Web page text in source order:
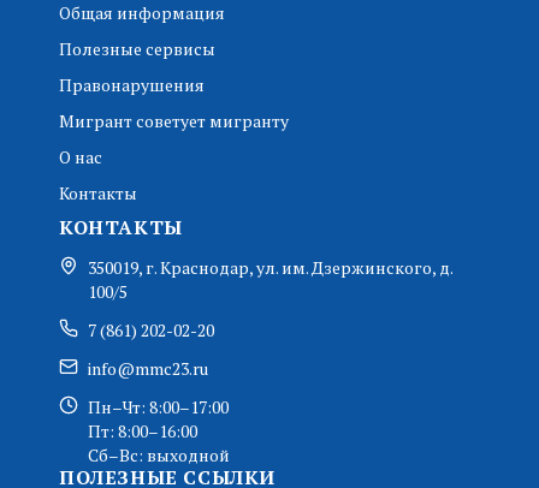
Общая информация
Полезные сервисы
Правонарушения
Мигрант советует мигранту
О нас
Контакты
КОНТАКТЫ
350019, г. Краснодар, ул. им. Дзержинского, д.
100/5
7 (861) 202-02-20
info@mmc23.ru
Пн–Чт: 8:00–17:00
Пт: 8:00–16:00
Сб–Вс: выходной
ПОЛЕЗНЫЕ ССЫЛКИ